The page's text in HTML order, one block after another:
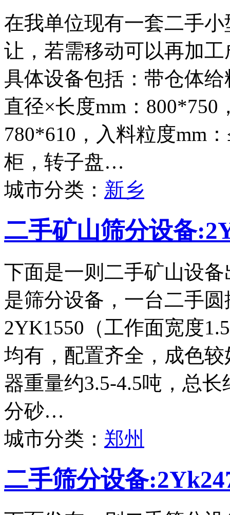
在我单位现有一套二手
让，若需移动可以再加
具体设备包括：带仓体
直径×长度mm：
780*610，入料粒度mm
柜，转子盘…
城市分类： 新乡
二手矿山筛分设备
下面是一则二手矿山设
是筛分设备，一台二手
2YK1550（工作面宽度
均有，配置齐全，成色
器重量约3.5-4.5吨，总
分砂…
城市分类： 郑州
二手筛分设备